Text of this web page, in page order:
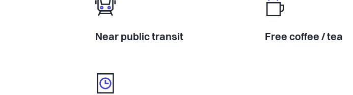
Near public transit Free coffee / tea